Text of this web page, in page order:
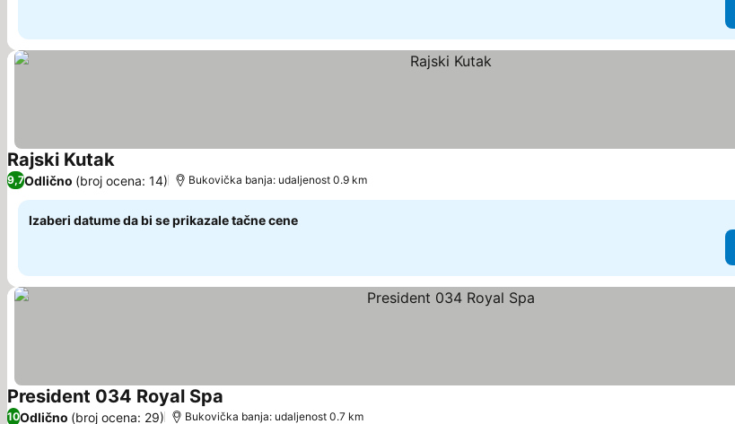
Rajski KutakPogledaj cene
9,7Odlično (broj ocena: 14) Bukovička banja: udaljenost 0.9 km
Izaberi datume da bi se prikazale tačne cene
President 034 Royal Spa
10Odlično (broj ocena: 29) Bukovička banja: udaljenost 0.7 km